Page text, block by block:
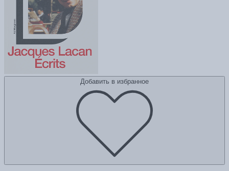
Добавить в избранное